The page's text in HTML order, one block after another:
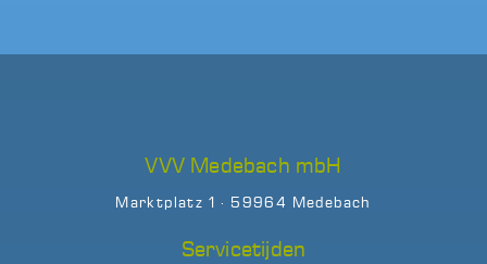
VVV Medebach mbH
Marktplatz 1 · 59964 Medebach
Servicetijden